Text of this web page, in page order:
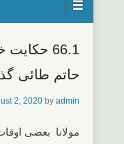
66.1
حاتم طائی
2, 2020 by admin
مولانا بعضی